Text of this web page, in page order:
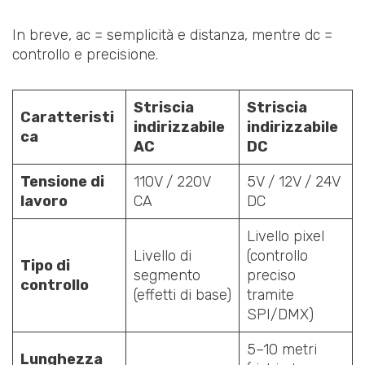
In breve, ac = semplicità e distanza, mentre dc =
controllo e precisione.
Caratteristi
ca
Striscia
indirizzabile
AC
Striscia
indirizzabile
DC
Tensione di
lavoro
110V / 220V
CA
5V / 12V / 24V
DC
Tipo di
controllo
Livello di
segmento
(effetti di base)
Livello pixel
(controllo
preciso
tramite
SPI/DMX)
Lunghezza
5–10 metri